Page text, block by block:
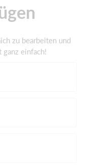
zu bearbeiten und
ganz einfach!